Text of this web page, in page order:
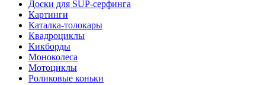
Доски для SUP-серфинга
Картинги
Каталка-толокары
Квадроциклы
Кикборды
Моноколеса
Мотоциклы
Роликовые коньки